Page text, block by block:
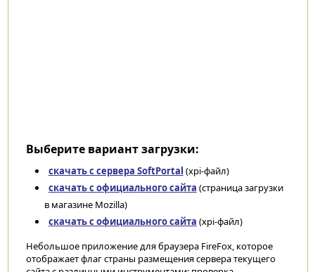
Выберите вариант загрузки:
скачать с сервера SoftPortal (xpi-файл)
скачать с официального сайта (страница загрузки
в магазине Mozilla)
скачать с официального сайта (xpi-файл)
Небольшое приложение для браузера FireFox, которое
отображает флаг страны размещения сервера текущего